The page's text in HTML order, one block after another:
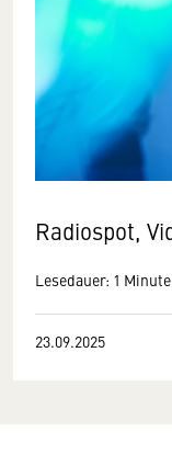
Radiospot,
Lesedauer: 1 Minute
23.09.2025